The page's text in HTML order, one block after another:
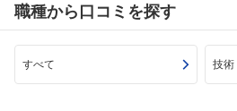
職種から口コミを探す
すべて 技術